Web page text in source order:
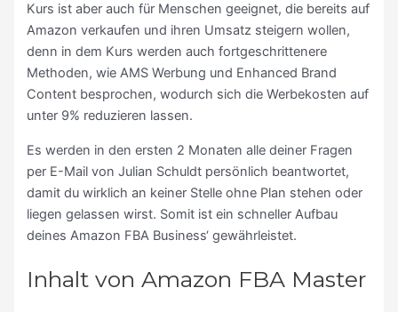
Kurs ist aber auch für Menschen geeignet, die bereits auf
Amazon verkaufen und ihren Umsatz steigern wollen,
denn in dem Kurs werden auch fortgeschrittenere
Methoden, wie AMS Werbung und Enhanced Brand
Content besprochen, wodurch sich die Werbekosten auf
unter 9% reduzieren lassen.
Es werden in den ersten 2 Monaten alle deiner Fragen
per E-Mail von Julian Schuldt persönlich beantwortet,
damit du wirklich an keiner Stelle ohne Plan stehen oder
liegen gelassen wirst. Somit ist ein schneller Aufbau
deines Amazon FBA Business‘ gewährleistet.
Inhalt von Amazon FBA Master